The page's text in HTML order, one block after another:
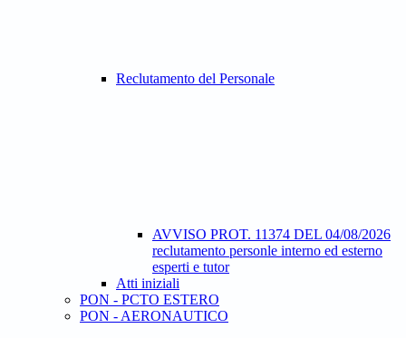
Reclutamento del Personale
AVVISO PROT. 11374 DEL 04/08/2026
reclutamento personle interno ed esterno
esperti e tutor
Atti iniziali
PON - PCTO ESTERO
PON - AERONAUTICO